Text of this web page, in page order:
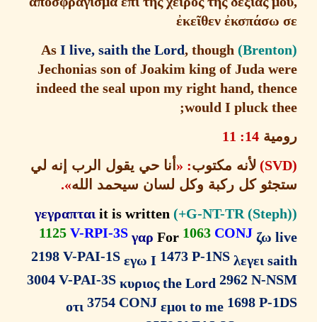
ἐ κεῖθενἐκσπά
As
I live, saith the Lord, though
Jechonias son of Joakim king of Juda
indeed the seal upon my right hand,
would I pluck
14: 11
لأنه مكتوب: «أنا حي يقول الرب إنه لي
كل ركبة وكل لسان سيحمد الله».
γεγραπταιit is written
1125V-RPI-3SγαρFor1063 CONJ ζω
2198 V-PAI-1S εγω I1473 P-1NSλεγει
3004 V-PAI-3Sκυριος the Lord2962 N-
οτι3754 CONJεμοι to me1698 P-